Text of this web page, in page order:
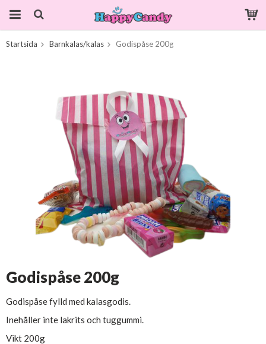
Startsida Barnkalas/kalas Godispåse 200g
Godispåse 200g
Godispåse fylld med kalasgodis.
Inehåller inte lakrits och tuggummi.
Vikt 200g